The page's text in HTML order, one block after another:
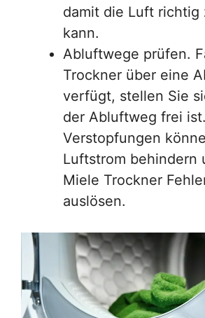
damit die Luft richtig
kann.
Abluftwege prüfen.
Trockner über eine
verfügt, stellen Sie
der Abluftweg frei ist.
Verstopfungen
Luftstrom behindern
Miele Trockner
auslösen.